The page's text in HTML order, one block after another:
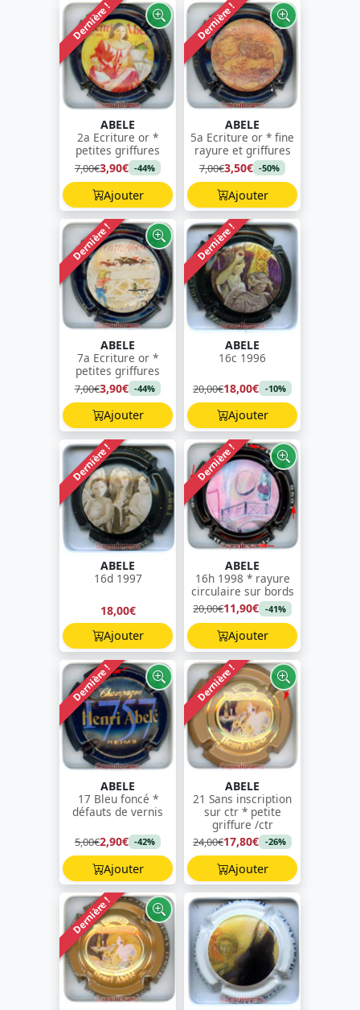
Dernière !
ABELE
2a Ecriture or *
petites griffures
7,00€3,90€ -44%
Ajouter
Dernière !
ABELE
5a Ecriture or * fine
rayure et griffures
7,00€3,50€ -50%
Ajouter
Dernière !
ABELE
7a Ecriture or *
petites griffures
7,00€3,90€ -44%
Ajouter
Dernière !
ABELE
16c 1996
20,00€18,00€ -10%
Ajouter
Dernière !
ABELE
16d 1997
18,00€
Ajouter
Dernière !
ABELE
16h 1998 * rayure
circulaire sur bords
20,00€11,90€ -41%
Ajouter
Dernière !
ABELE
17 Bleu foncé *
défauts de vernis
5,00€2,90€ -42%
Ajouter
Dernière !
ABELE
21 Sans inscription
sur ctr * petite
griffure /ctr
24,00€17,80€ -26%
Ajouter
Dernière !